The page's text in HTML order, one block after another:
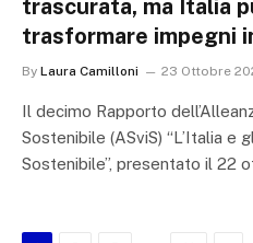
trascurata, ma Italia
trasformare impegni
By Laura Camilloni 23 Ottobre
Il decimo Rapporto
Sostenibile (ASviS) “L’Italia e
Sostenibile”, presentato il 22